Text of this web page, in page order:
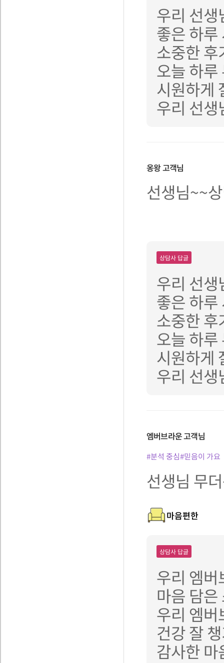
우리 선
좋은 하
소중한
오늘 하
시원하게
우리 선
옹왕고객님
선생님~~
상담사 답글
우리 선
좋은 하
소중한
오늘 하
시원하게
우리 선
엠버브라운고객님
#분석 중심#믿음이 가요
선생님 무
마음편한
상담사 답글
우리 엠
마음 담
우리 엠
건강 잘
감사한